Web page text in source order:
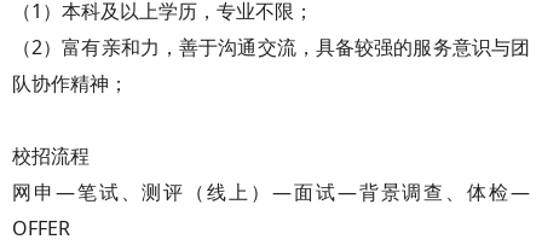
（1）本科及以上学历，专业不限；
（2）富有亲和力，善于沟通交流，具备较强的服务意识与团
队协作精神；
校招流程
网申—笔试、测评（线上）—面试—背景调查、体检—
OFFER